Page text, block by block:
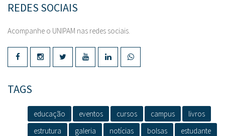
REDES SOCIAIS
Acompanhe o UNIPAM nas redes sociais.
TAGS
educação eventos cursos campus
livros
estrutura
galeria notícias bolsas
estudante